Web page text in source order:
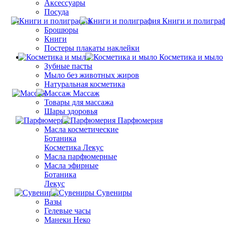
Аксессуары
Посуда
Книги и
Брошюры
Книги
Постеры плакаты наклейки
Косметика и мыло
Зубные пасты
Мыло без животных жиров
Натуральная косметика
Массаж
Товары для массажа
Шары здоровья
Парфюмерия
Масла косметические
Ботаника
Косметика Лекус
Масла парфюмерные
Масла эфирные
Ботаника
Лекус
Сувениры
Вазы
Гелевые часы
Манеки Неко